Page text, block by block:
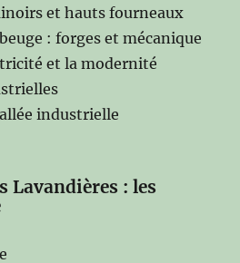
et hauts fourneaux
: forges et mécanique
et la modernité
industrielle
Lavandières : les